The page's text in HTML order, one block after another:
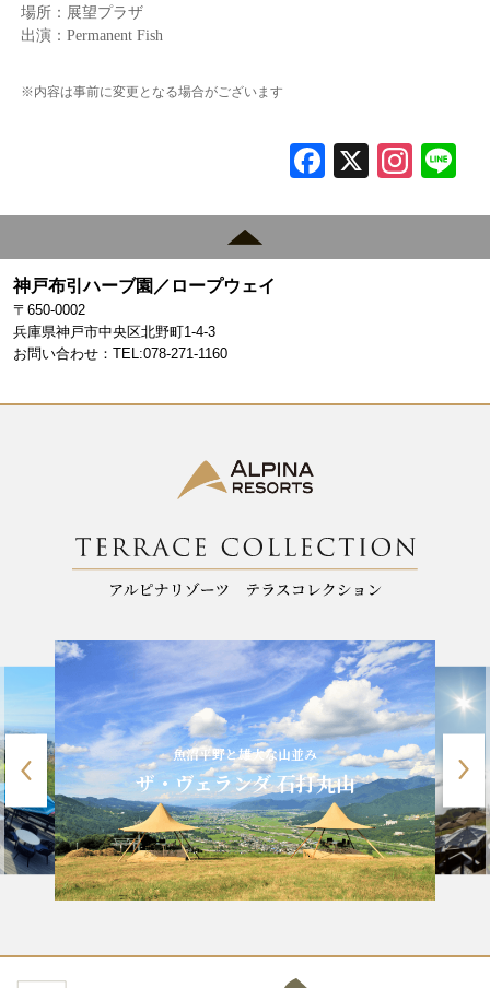
場所：展望プラザ
出演： Permanent Fish
※内容は事前に変更となる場合がございます
F
e
k
X In
gr
神戸布引ハーブ園／ロープウェイ
〒650-0002
兵庫県神戸市中央区北野町1-4-3
お問い合わせ：TEL:078-271-1160
魚沼平野と雄大な山並み
ザ・ヴェランダ 石打丸山